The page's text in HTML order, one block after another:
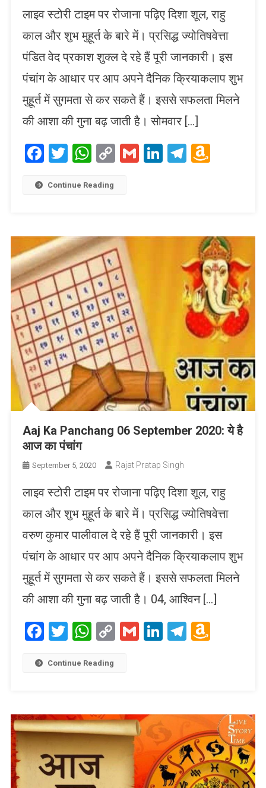
लाइव स्टोरी टाइम पर रोजाना पढ़िए दिशा शूल, राहु
काल और शुभ मुहूर्त के बारे में। प्रसिद्ध ज्योतिषवेत्ता
पंडित वेद प्रकाश शुक्ल दे रहे हैं पूरी जानकारी। इस
पंचांग के आधार पर आप अपने दैनिक क्रियाकलाप शुभ
मुहूर्त में सुगमता से कर सकते हैं। इससे सफलता मिलने
की आशा की गुना बढ़ जाती है। सोमवार […]
Facebook
Twitter
WhatsApp
CopyGmailLinkedIn
Telegram
Continue Reading
Aaj Ka Panchang 06 September 2020: ये है
आज का पंचांग
September 5, 2020 Rajat Pratap Singh
लाइव स्टोरी टाइम पर रोजाना पढ़िए दिशा शूल, राहु
काल और शुभ मुहूर्त के बारे में। प्रसिद्ध ज्योतिषवेत्ता
वरुण कुमार पालीवाल दे रहे हैं पूरी जानकारी। इस
पंचांग के आधार पर आप अपने दैनिक क्रियाकलाप शुभ
मुहूर्त में सुगमता से कर सकते हैं। इससे सफलता मिलने
की आशा की गुना बढ़ जाती है। 04, आश्विन […]
Facebook
Twitter
WhatsApp
CopyGmailLinkedIn
Telegram
Continue Reading